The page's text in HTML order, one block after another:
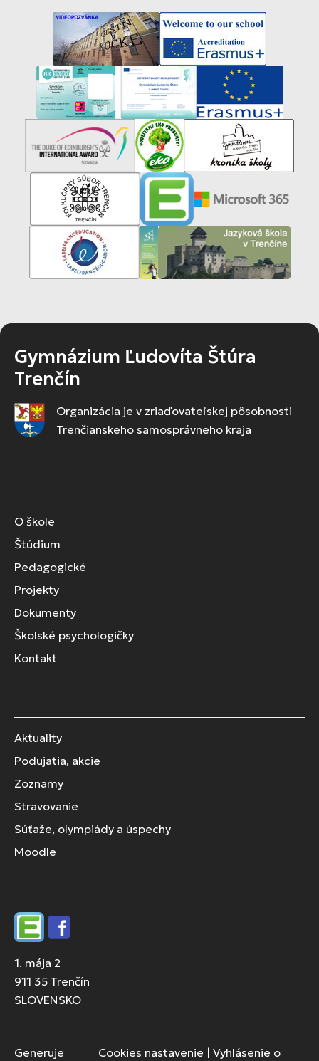
Gymnázium Ľudovíta Štúra
Trenčín
Organizácia je v zriaďovateľskej pôsobnosti
Trenčianskeho samosprávneho kraja
O škole
Štúdium
Pedagogické
Projekty
Dokumenty
Školské psychologičky
Kontakt
Aktuality
Podujatia, akcie
Zoznamy
Stravovanie
Súťaže, olympiády a úspechy
Moodle
EdupageFacebook
1. mája 2
911 35 Trenčín
SLOVENSKO
Generuje Cookies nastavenie | Vyhlásenie o